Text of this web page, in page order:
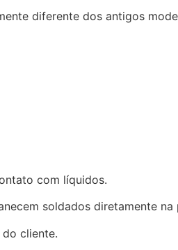
diferente dos antigos
com líquidos.
soldados diretamente na
cliente.